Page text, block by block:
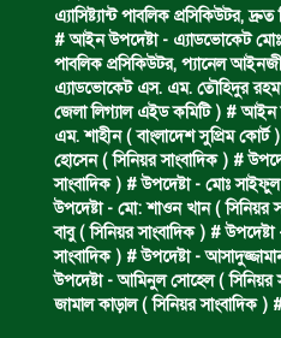
অবৈধ ঘের
একজন সড়ক
ডাকাত দলের
ঝুলন্ত মরদেহ
এ‍্যাসিষ্ট‍্যান্ট পাবলিক প্রসিকিউটর,
# আইন উপদেষ্টা - এ্যাডভোকেট মোঃ
পাবলিক প্রসিকিউটর, প‍্যানেল
এ্যাডভোকেট এস. এম. তৌহিদুর
জেলা লিগ্যাল এইড কমিটি ) # আইন
এম. শাহীন ( বাংলাদেশ সুপ্রিম
হোসেন ( সিনিয়র সাংবাদিক ) #
সাংবাদিক ) # উপদেষ্টা - মোঃ
উপদেষ্টা - মো: শাওন খান ( সিনিয়র
বাবু ( সিনিয়র সাংবাদিক ) #
সাংবাদিক ) # উপদেষ্টা -
উপদেষ্টা - আমিনুল সোহেল ( সিনিয়র
জামাল কাড়াল ( সিনিয়র